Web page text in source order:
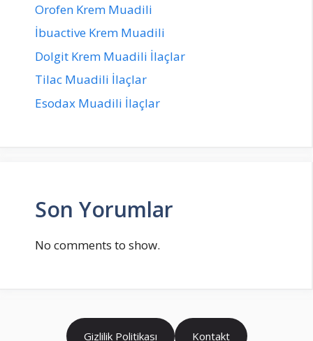
Orofen Krem Muadili
İbuactive Krem Muadili
Dolgit Krem Muadili İlaçlar
Tilac Muadili İlaçlar
Esodax Muadili İlaçlar
Son Yorumlar
No comments to show.
Gizlilik Politikası Kontakt